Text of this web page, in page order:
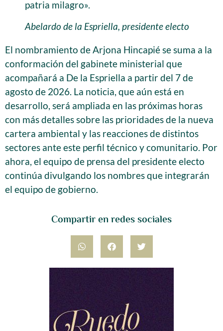
Compartir en redes sociales
patria milagro».
Abelardo de la Espriella, presidente electo
El nombramiento de Arjona Hincapié se suma a la
conformación del gabinete ministerial que
acompañará a De la Espriella a partir del 7 de
agosto de 2026. La noticia, que aún está en
desarrollo, será ampliada en las próximas horas
con más detalles sobre las prioridades de la nueva
cartera ambiental y las reacciones de distintos
sectores ante este perfil técnico y comunitario. Por
ahora, el equipo de prensa del presidente electo
continúa divulgando los nombres que integrarán
el equipo de gobierno.